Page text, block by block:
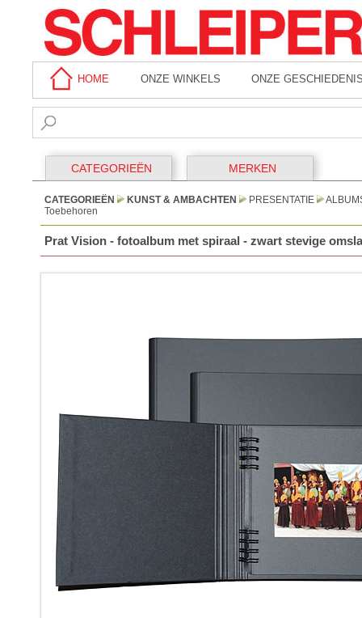
HOME ONZE WINKELS ONZE
CATEGORIEËN MERKEN
CATEGORIEËN KUNST & AMBACHTEN PRESENTATIE
Toebehoren
Prat Vision - fotoalbum met spiraal - zwart stevige